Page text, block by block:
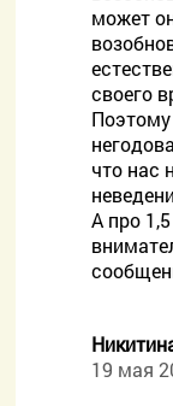
может
своего
что нас
А про
19 мая